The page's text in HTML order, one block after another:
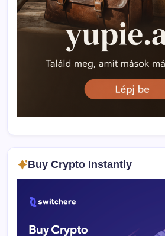
Buy Crypto Instantly